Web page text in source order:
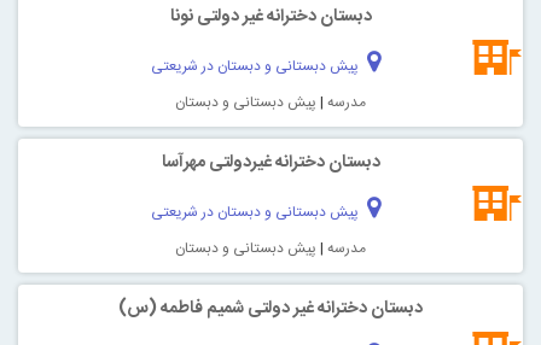
دبستان دخترانه غیر دولتی نونا
پیش دبستانی و دبستان در شریعتی
مدرسه | پیش دبستانی و دبستان
دبستان دخترانه غیردولتی مهرآسا
پیش دبستانی و دبستان در شریعتی
مدرسه | پیش دبستانی و دبستان
دبستان دخترانه غیر دولتی شمیم فاطمه (س)